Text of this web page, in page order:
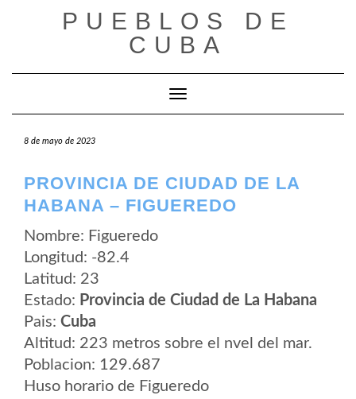
PUEBLOS DE
CUBA
Cambiar modo de navegación
8 de mayo de 2023
PROVINCIA DE CIUDAD DE LA
HABANA – FIGUEREDO
Nombre: Figueredo
Longitud: -82.4
Latitud: 23
Estado: Provincia de Ciudad de La Habana
Pais: Cuba
Altitud: 223 metros sobre el nvel del mar.
Poblacion: 129.687
Huso horario de Figueredo